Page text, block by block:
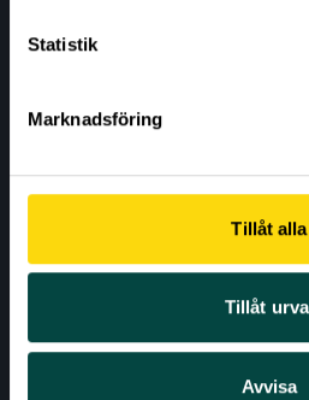
Statistik
Marknadsföring
Tillåt alla
Tillåt
Avvisa
MED BARN OM FÖRDOMAR
en forskare och pratade med
ålderism…